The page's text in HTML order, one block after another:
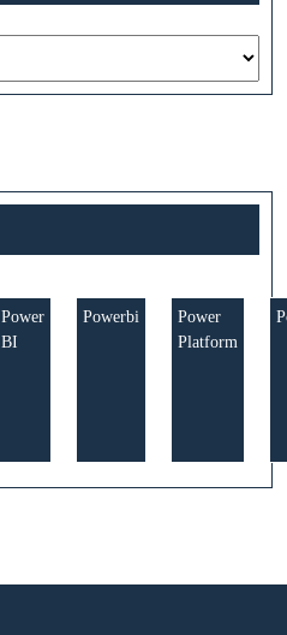
Power
BI
Powerbi
Power
Platform